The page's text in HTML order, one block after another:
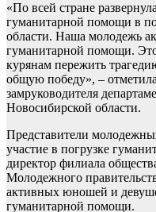
«По всей стране
гуманитарной помощи в
области. Наша молодежь
гуманитарной помощи.
курянам пережить
общую победу», –
замруководителя
Новосибирской области.
Представители
участие в погрузке
директор филиала
Молодежного
активных юношей и
гуманитарной помощи.